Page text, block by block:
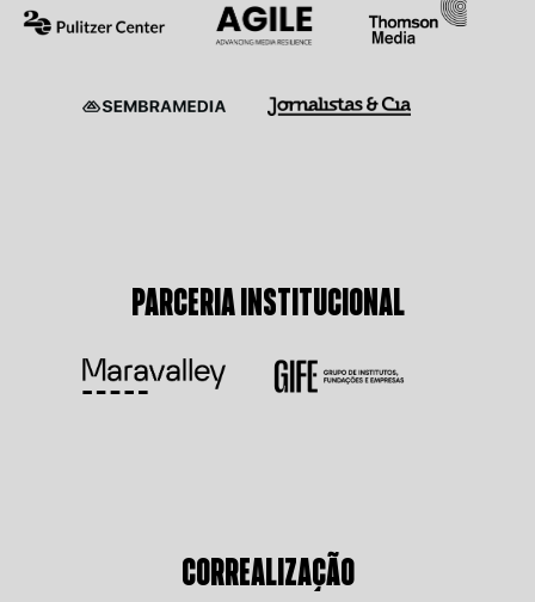
PARCERIA INSTITUCIONAL
CORREALIZAÇÃO